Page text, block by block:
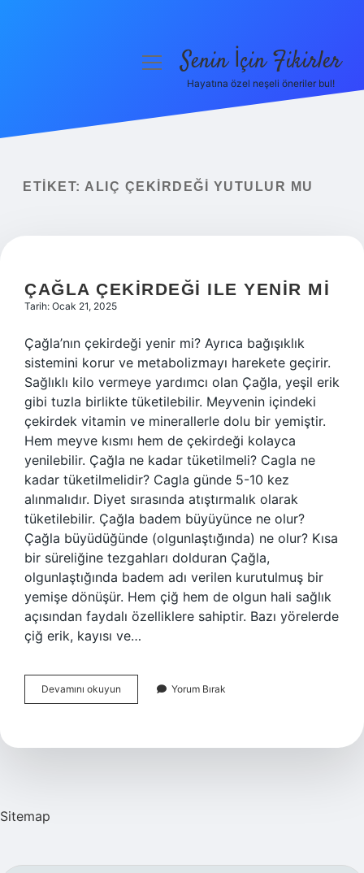
Yasal Uyarı
menüyüSenin İçin Fikirler
Hayatına özel neşeli öneriler bul!
ETIKET: ALIÇ ÇEKIRDEĞI YUTULUR MU
ÇAĞLA ÇEKIRDEĞI ILE YENIR MI
Tarih: Ocak 21, 2025
Çağla’nın çekirdeği yenir mi? Ayrıca bağışıklık
sistemini korur ve metabolizmayı harekete geçirir.
Sağlıklı kilo vermeye yardımcı olan Çağla, yeşil erik
gibi tuzla birlikte tüketilebilir. Meyvenin içindeki
çekirdek vitamin ve minerallerle dolu bir yemiştir.
Hem meyve kısmı hem de çekirdeği kolayca
yenilebilir. Çağla ne kadar tüketilmeli? Cagla ne
kadar tüketilmelidir? Cagla günde 5-10 kez
alınmalıdır. Diyet sırasında atıştırmalık olarak
tüketilebilir. Çağla badem büyüyünce ne olur?
Çağla büyüdüğünde (olgunlaştığında) ne olur? Kısa
bir süreliğine tezgahları dolduran Çağla,
olgunlaştığında badem adı verilen kurutulmuş bir
yemişe dönüşür. Hem çiğ hem de olgun hali sağlık
açısından faydalı özelliklere sahiptir. Bazı yörelerde
çiğ erik, kayısı ve…
Devamını okuyun
Çekirdeği
Mi
Yorum Bırak
Sitemap